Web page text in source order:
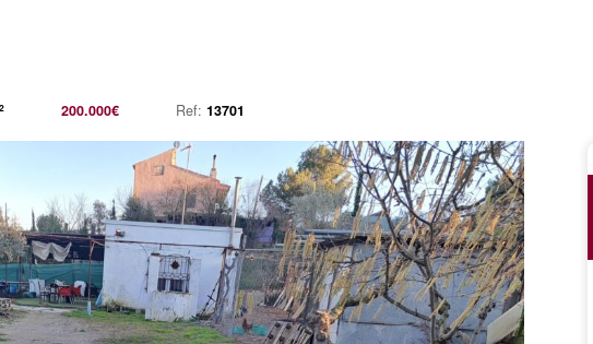
2 200.000€ Ref:13701